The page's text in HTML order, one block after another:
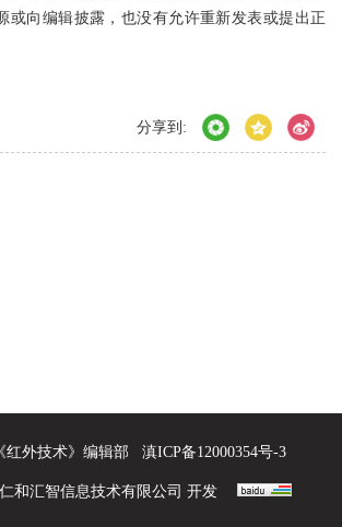
或向编辑披露，也没有允许重新发表或提出正
分享到:
红外技术》编辑部 滇ICP备12000354号-3
和汇智信息技术有限公司 开发